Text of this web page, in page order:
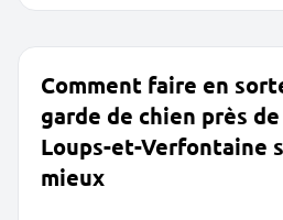
Comment faire en
garde de chien près
Loups-et-Verfontaine
mieux